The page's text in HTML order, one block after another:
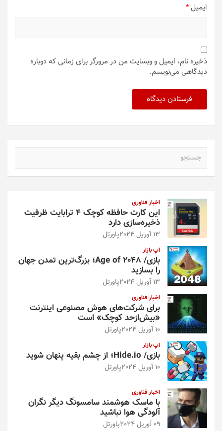
ایمیل*
ذخیره نام، ایمیل و وبسایت من در مرورگر برای زمانی که دوباره
دیدگاهی می‌نویسم.
اخبار فناوری
این کارت حافظه کوچک ۴ ترابایت ظرفیت
ذخیره‌سازی دارد
13 آوریل 2024 پاورتل
اپ بازار
بازی/ Age of 2048؛ بزرگ‌ترین تمدن جهان
را بسازید
13 آوریل 2024 پاورتل
اخبار فناوری
برای شرکت‌های هوش مصنوعی اینترنت
«بیش‌از‌حد کوچک» است
10 آوریل 2024 پاورتل
اپ بازار
بازی/ Hide.io؛ از چشم بقیه پنهان شوید
10 آوریل 2024 پاورتل
اخبار فناوری
با ماسک هوشمند سامسونگ دیگر نگران
آلودگی هوا نباشید
09 آوریل 2024 پاورتل